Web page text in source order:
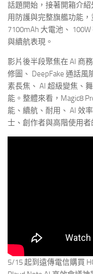
話題開始，接著開箱介
用防護與完整旗艦功能，
7100mAh 大電池、
與續航表現。
影片後半段聚焦在 AI 商
修圖、 DeepFake 通話風
素長焦、 AI 超級變焦、
能。整體來看，Magic8
能、續航、耐用、 AI 效
士、創作者與高階使用者
5/15 起到遠傳電信購買